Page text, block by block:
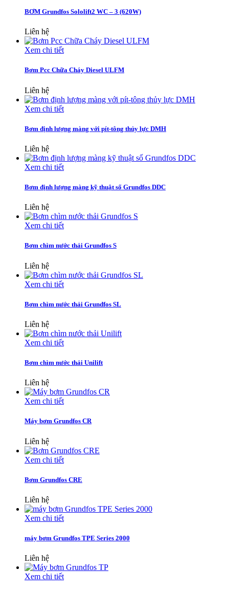
BƠM Grundfos Sololift2 WC – 3 (620W)
Liên hệ
Xem chi tiết
Bơm Pcc Chữa Cháy Diesel ULFM
Liên hệ
Xem chi tiết
Bơm định lượng màng với pít-tông thủy lực DMH
Liên hệ
Xem chi tiết
Bơm định lượng màng kỹ thuật số Grundfos DDC
Liên hệ
Xem chi tiết
Bơm chìm nước thải Grundfos S
Liên hệ
Xem chi tiết
Bơm chìm nước thải Grundfos SL
Liên hệ
Xem chi tiết
Bơm chìm nước thải Unilift
Liên hệ
Xem chi tiết
Máy bơm Grundfos CR
Liên hệ
Xem chi tiết
Bơm Grundfos CRE
Liên hệ
Xem chi tiết
máy bơm Grundfos TPE Series 2000
Liên hệ
Xem chi tiết